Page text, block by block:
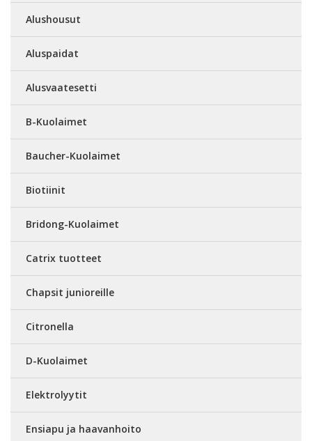
Alushousut
Aluspaidat
Alusvaatesetti
B-Kuolaimet
Baucher-Kuolaimet
Biotiinit
Bridong-Kuolaimet
Catrix tuotteet
Chapsit junioreille
Citronella
D-Kuolaimet
Elektrolyytit
Ensiapu ja haavanhoito